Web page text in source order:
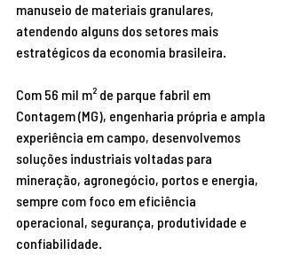
manuseio de materiais granulares,
atendendo alguns dos setores mais
estratégicos da economia brasileira.
Com 56 mil m² de parque fabril em
Contagem (MG), engenharia própria e ampla
experiência em campo, desenvolvemos
soluções industriais voltadas para
mineração, agronegócio, portos e energia,
sempre com foco em eficiência
operacional, segurança, produtividade e
confiabilidade.